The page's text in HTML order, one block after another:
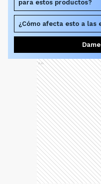
para estos productos?
¿Cómo afecta esto a las
Ads